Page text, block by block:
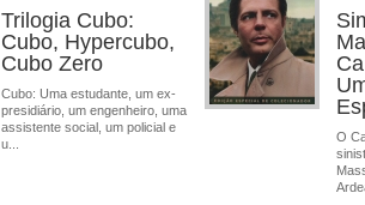
Trilogia Cubo:
Cubo, Hypercubo,
Cubo Zero
Cubo: Uma estudante, um ex-
presidiário, um engenheiro, uma
assistente social, um policial e
u...
O